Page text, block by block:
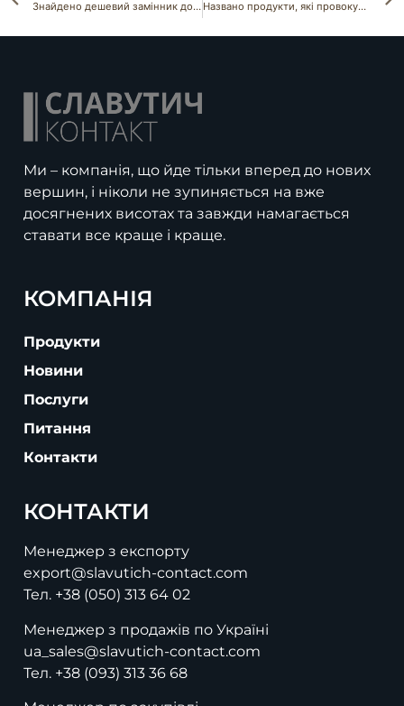
Знайдено дешевий замінник дорогих міндобрив Названо продукти, які провокують рак кишечника
Ми – компанія, що йде тільки вперед до нових
вершин, і ніколи не зупиняється на вже
досягнених висотах та завжди намагається
ставати все краще і краще.
КОМПАНІЯ
Продукти
Новини
Послуги
Питання
Контакти
КОНТАКТИ
Менеджер з експорту
export@slavutich-contact.com
Тел. +38 (050) 313 64 02
Менеджер з продажів по Україні
ua_sales@slavutich-contact.com
Тел. +38 (093) 313 36 68